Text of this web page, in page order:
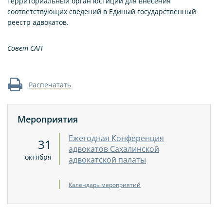
соответствующих сведений в Единый государственный
реестр адвокатов.
Совет САП
Распечатать
Мероприятия
31
октября
Ежегодная Конференция
адвокатов Сахалинской
адвокатской палаты
Календарь мероприятий